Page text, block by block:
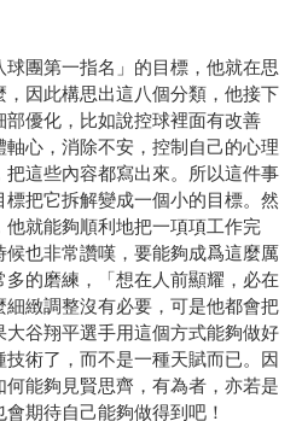
團第一指名」的目標，他就在思
因此構思出這八個分類，他接下
優化，比如說控球裡面有改善
心，消除不安，控制自己的心理
這些內容都寫出來。所以這件事
把它拆解變成一個小的目標。然
就能夠順利地把一項項工作完
也非常讚嘆，要能夠成爲這麼厲
的磨練，「想在人前顯耀，必在
細緻調整沒有必要，可是他都會把
谷翔平選手用這個方式能夠做好
術了，而不是一種天賦而已。因
能夠見賢思齊，有為者，亦若是
期待自己能夠做得到吧！